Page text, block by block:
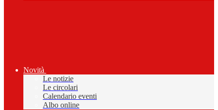
Novità
Le notizie
Le circolari
Calendario eventi
Albo online